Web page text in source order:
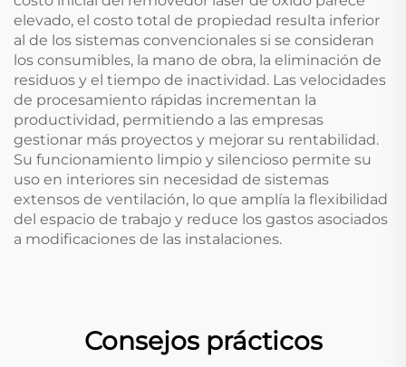
elevado, el costo total de propiedad resulta inferior
al de los sistemas convencionales si se consideran
los consumibles, la mano de obra, la eliminación de
residuos y el tiempo de inactividad. Las velocidades
de procesamiento rápidas incrementan la
productividad, permitiendo a las empresas
gestionar más proyectos y mejorar su rentabilidad.
Su funcionamiento limpio y silencioso permite su
uso en interiores sin necesidad de sistemas
extensos de ventilación, lo que amplía la flexibilidad
del espacio de trabajo y reduce los gastos asociados
a modificaciones de las instalaciones.
Consejos prácticos